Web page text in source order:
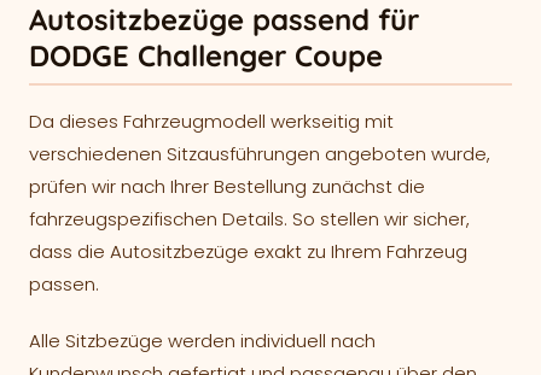
Autositzbezüge passend für
DODGE Challenger Coupe
Da dieses Fahrzeugmodell werkseitig mit
verschiedenen Sitzausführungen angeboten wurde,
prüfen wir nach Ihrer Bestellung zunächst die
fahrzeugspezifischen Details. So stellen wir sicher,
dass die Autositzbezüge exakt zu Ihrem Fahrzeug
passen.
Alle Sitzbezüge werden individuell nach